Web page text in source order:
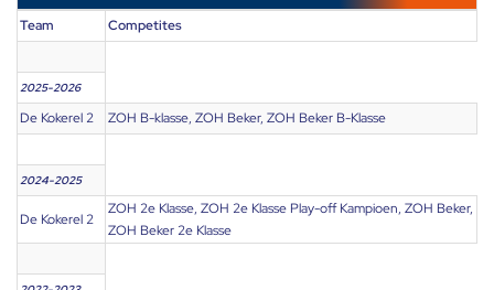
Team Competites
2025-2026
De Kokerel 2 ZOH B-klasse, ZOH Beker, ZOH Beker B-Klasse
2024-2025
De Kokerel 2
ZOH 2e Klasse, ZOH 2e Klasse Play-off Kampioen, ZOH Beker,
ZOH Beker 2e Klasse